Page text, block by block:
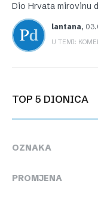
Dio Hrvata mirovinu
lantana,
U TEMI:
TOP 5 DIONICA
OZNAKA
PROMJENA